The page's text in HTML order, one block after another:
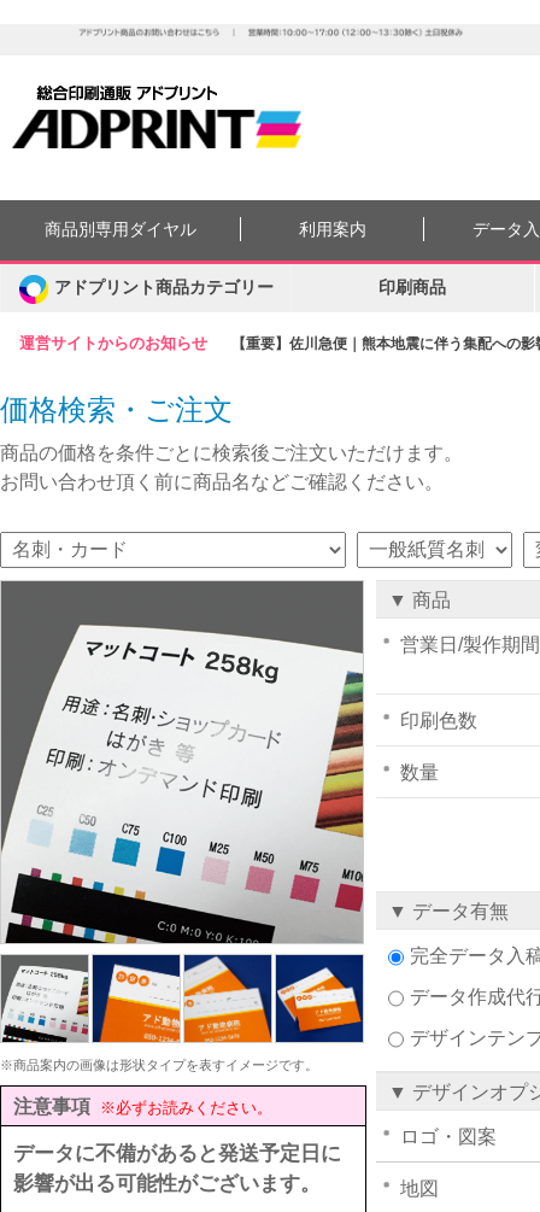
運営サイトからのお知らせ 【重要】佐川急便｜熊本地震に伴う集配への
商品別専用ダイヤル 利用案内 データ
アドプリント商品カテゴリー 印刷商品
価格検索・ご注文
商品の価格を条件ごとに検索後ご注文いただけます。
お問い合わせ頂く前に商品名などご確認ください。
※商品案内の画像は形状タイプを表すイメージです。
注意事項 ※必ずお読みください。
データに不備があると発送予定日に
影響が出る可能性がございます。
▼ 商品
営業日/製作期間
印刷色数
数量
▼ データ有無
完全データ入
データ作成代
デザインテン
▼ デザインオプ
ロゴ・図案
地図